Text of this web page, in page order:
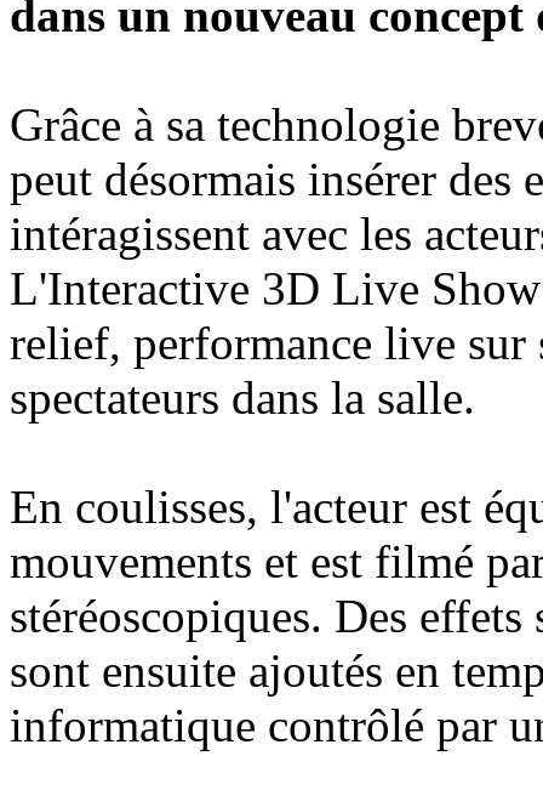
dans un nouveau
Grâce à sa technologie
peut désormais insérer des
intéragissent avec les
L'Interactive 3D Live
relief, performance live sur
spectateurs dans la salle.
En coulisses, l'acteur est
mouvements et est filmé
stéréoscopiques. Des
sont ensuite ajoutés en
informatique contrôlé par